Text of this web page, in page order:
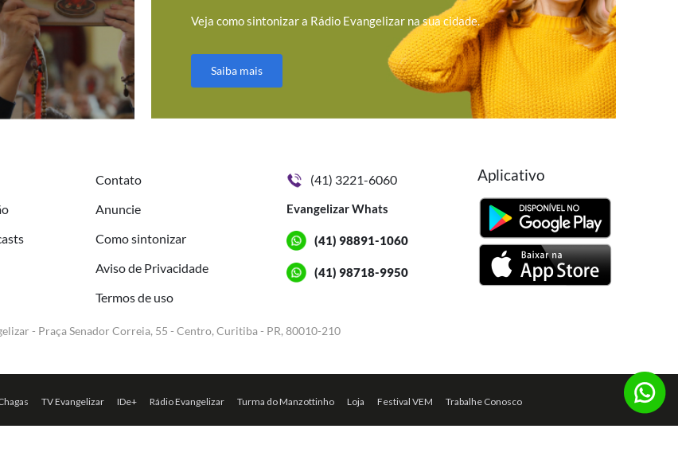
Veja como sintonizar a Rádio Evangelizar na sua cidade.
Saiba mais
Contato
Anuncie
Como sintonizar
Aviso de Privacidade
Termos de uso
(41) 3221-6060
Evangelizar Whats
(41) 98891-1060
(41) 98718-9950
Aplicativo
- Praça Senador Correia, 55 - Centro, Curitiba - PR, 80010-210